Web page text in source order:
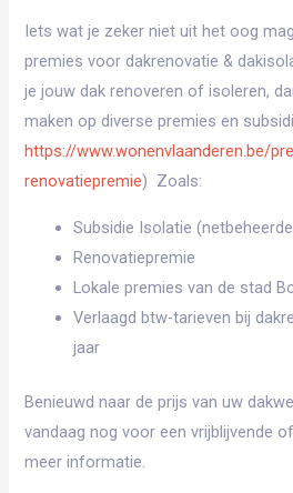
Iets wat je zeker niet uit het oog
premies voor dakrenovatie &
je jouw dak renoveren of isoleren,
maken op diverse premies en
https://www.wonenvlaanderen.be/
renovatiepremie) Zoals:
Subsidie Isolatie
Renovatiepremie
Lokale premies van de stad
Verlaagd btw-tarieven bij
jaar
Benieuwd naar de prijs van uw
vandaag nog voor een vrijblijvende
meer informatie.